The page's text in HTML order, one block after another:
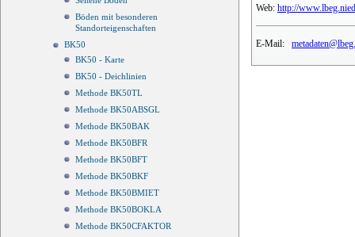
Böden mit besonderen
Standorteigenschaften
BK50
BK50 - Karte
BK50 - Deichlinien
Methode BK50TL
Methode BK50ABSGL
Methode BK50BAK
Methode BK50BFR
Methode BK50BFT
Methode BK50BKF
Methode BK50BMIET
Methode BK50BOKLA
Methode BK50CFAKTOR
Web: http://
E-Mail: